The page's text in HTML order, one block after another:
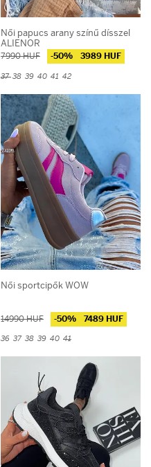
Női papucs arany színű dísszel
ALIENOR
7990 HUF -50% 3989 HUF
3738 39 40 41 42
Női sportcipők WOW
14990 HUF -50% 7489 HUF
36 37 38 39 40 41